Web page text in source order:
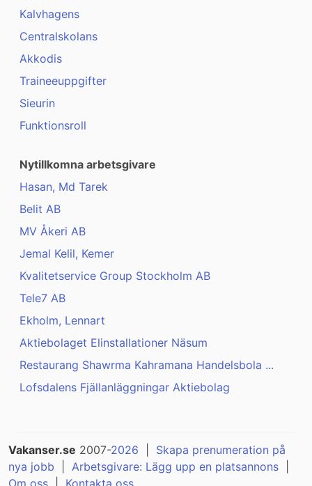
Kalvhagens
Centralskolans
Akkodis
Traineeuppgifter
Sieurin
Funktionsroll
Nytillkomna arbetsgivare
Hasan, Md Tarek
Belit AB
MV Åkeri AB
Jemal Kelil, Kemer
Kvalitetservice Group Stockholm AB
Tele7 AB
Ekholm, Lennart
Aktiebolaget Elinstallationer Näsum
Restaurang Shawrma Kahramana Handelsbola ...
Lofsdalens Fjällanläggningar Aktiebolag
Vakanser.se 2007-2026
Skapa prenumeration på
nya jobb
Arbetsgivare: Lägg upp en platsannons